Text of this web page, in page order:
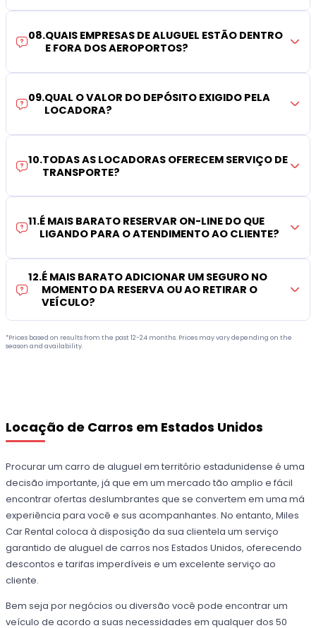
08.QUAIS EMPRESAS DE ALUGUEL ESTÃO DENTRO
E FORA DOS AEROPORTOS?
09.QUAL O VALOR DO DEPÓSITO EXIGIDO PELA
LOCADORA?
10.TODAS AS LOCADORAS OFERECEM SERVIÇO DE
TRANSPORTE?
11.É MAIS BARATO RESERVAR ON-LINE DO QUE
LIGANDO PARA O ATENDIMENTO AO CLIENTE?
12.É MAIS BARATO ADICIONAR UM SEGURO NO
MOMENTO DA RESERVA OU AO RETIRAR O
VEÍCULO?
*Prices based on results from the past 12-24 months. Prices may vary depending on the
season and availability.
Locação de Carros em Estados Unidos
Procurar um carro de aluguel em território estadunidense é uma
decisão importante, já que em um mercado tão amplio e fácil
encontrar ofertas deslumbrantes que se convertem em uma má
experiência para você e sus acompanhantes. No entanto, Miles
Car Rental coloca à disposição da sua clientela um serviço
garantido de aluguel de carros nos Estados Unidos, oferecendo
descontos e tarifas imperdíveis e um excelente serviço ao
cliente.
Bem seja por negócios ou diversão você pode encontrar um
veículo de acordo a suas necessidades em qualquer dos 50